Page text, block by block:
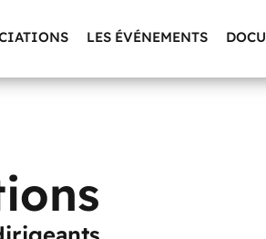
LES ÉVÉNEMENTS